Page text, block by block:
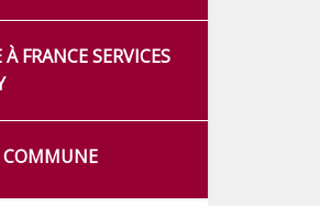
À FRANCE SERVICES
COMMUNE